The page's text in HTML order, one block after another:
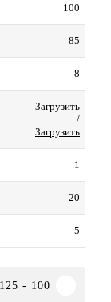
100
85
8
Загрузить
/
Загрузить
1
20
5
- 100